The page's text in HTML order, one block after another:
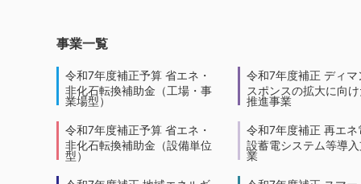
事業一覧
令和7年度補正予算 省エネ・
非化石転換補助金（工場・事
業場型）
令和7年度補正予算 省エネ・
非化石転換補助金（設備単位
型）
令和7年度補正 ディマ
スポンスの拡大に向
推進事業
令和7年度補正 再エネ
設蓄電システム等導
業